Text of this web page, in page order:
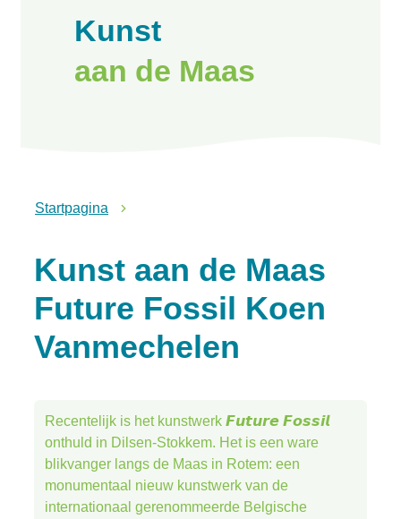
Kunst
aan de Maas
Startpagina
Kunst aan de Maas
Future Fossil Koen
Vanmechelen
Recentelijk is het kunstwerk 𝙁𝙪𝙩𝙪𝙧𝙚 𝙁𝙤𝙨𝙨𝙞𝙡
onthuld in Dilsen-Stokkem. Het is een ware
blikvanger langs de Maas in Rotem: een
monumentaal nieuw kunstwerk van de
internationaal gerenommeerde Belgische